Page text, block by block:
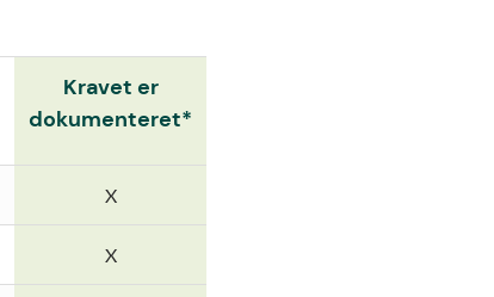
Kravet er
dokumenteret*
X
X